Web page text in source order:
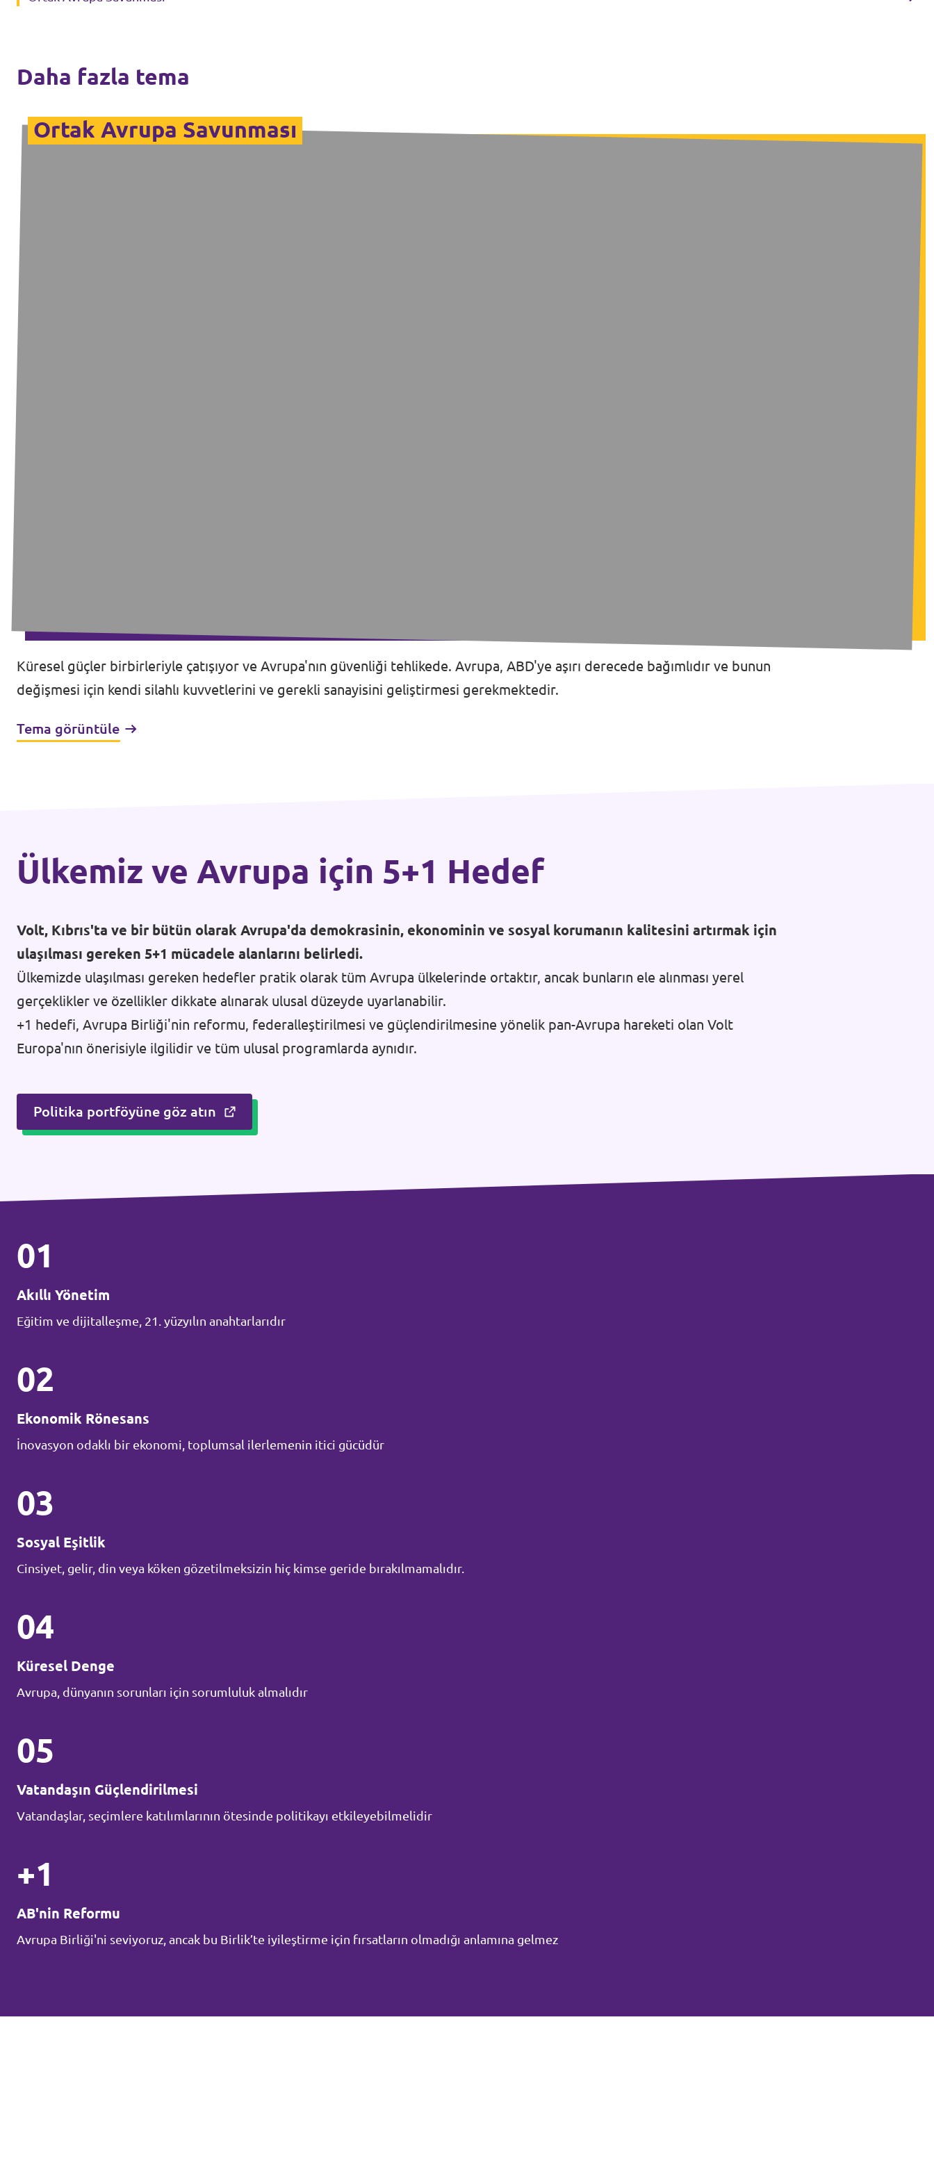
Tüzük & Arşiv
Daha fazla tema
Ortak Avrupa Savunması
Küresel güçler birbirleriyle çatışıyor ve Avrupa'nın güvenliği tehlikede. Avrupa, ABD'ye aşırı derecede bağımlıdır ve bunun
değişmesi için kendi silahlı kuvvetlerini ve gerekli sanayisini geliştirmesi gerekmektedir.
Tema görüntüle
Ülkemiz ve Avrupa için 5+1 Hedef
Volt, Kıbrıs'ta ve bir bütün olarak Avrupa'da demokrasinin, ekonominin ve sosyal korumanın kalitesini artırmak için
ulaşılması gereken 5+1 mücadele alanlarını belirledi.
Ülkemizde ulaşılması gereken hedefler pratik olarak tüm Avrupa ülkelerinde ortaktır, ancak bunların ele alınması yerel
gerçeklikler ve özellikler dikkate alınarak ulusal düzeyde uyarlanabilir.
+1 hedefi, Avrupa Birliği'nin reformu, federalleştirilmesi ve güçlendirilmesine yönelik pan-Avrupa hareketi olan Volt
Europa'nın önerisiyle ilgilidir ve tüm ulusal programlarda aynıdır.
Politika portföyüne göz atın
01
Akıllı Yönetim
Eğitim ve dijitalleşme, 21. yüzyılın anahtarlarıdır
02
Ekonomik Rönesans
İnovasyon odaklı bir ekonomi, toplumsal ilerlemenin itici gücüdür
03
Sosyal Eşitlik
Cinsiyet, gelir, din veya köken gözetilmeksizin hiç kimse geride bırakılmamalıdır.
04
Küresel Denge
Avrupa, dünyanın sorunları için sorumluluk almalıdır
05
Vatandaşın Güçlendirilmesi
Vatandaşlar, seçimlere katılımlarının ötesinde politikayı etkileyebilmelidir
+1
AB'nin Reformu
Avrupa Birliği'ni seviyoruz, ancak bu Birlik’te iyileştirme için fırsatların olmadığı anlamına gelmez